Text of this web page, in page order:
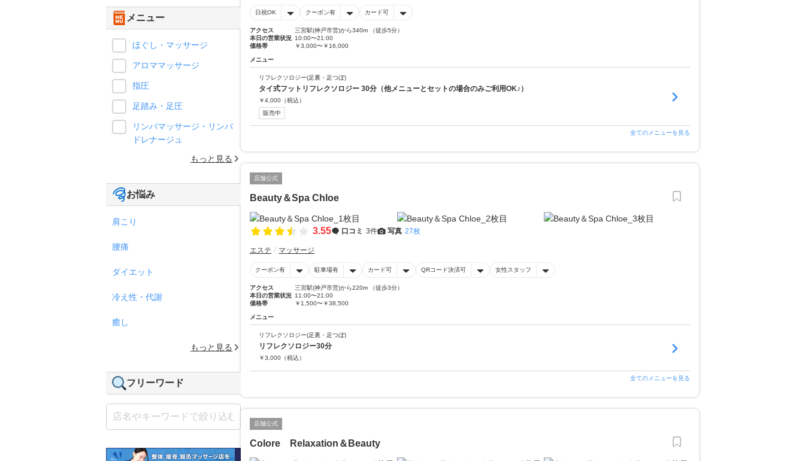
日祝OK クーポン有 カード可
アクセス
三宮駅(神戸市営)から340m （徒歩5分）
本日の営業状況 10:00〜21:00
価格帯
￥3,000〜￥16,000
メニュー
リフレクソロジー(足裏・足つぼ)
タイ式フットリフレクソロジー 30分（他メニューとセットの場合のみご利用OK♪）
￥4,000 （税込）
販売中
全てのメニューを見る
店舗公式
Beauty＆Spa Chloe
3.55 口コミ 3件 写真 27枚
エステ マッサージ
クーポン有 駐車場有 カード可 QRコード決済可 女性スタッフ
アクセス
三宮駅(神戸市営)から220m （徒歩3分）
本日の営業状況 11:00〜21:00
価格帯
￥1,500〜￥38,500
メニュー
リフレクソロジー(足裏・足つぼ)
リフレクソロジー30分
￥3,000 （税込）
全てのメニューを見る
店舗公式
Colore Relaxation＆Beauty
メニュー
ほぐし・マッサージ
アロママッサージ
指圧
足踏み・足圧
リンパマッサージ・リンパ
ドレナージュ
もっと見る
お悩み
肩こり
腰痛
ダイエット
冷え性・代謝
癒し
もっと見る
フリーワード